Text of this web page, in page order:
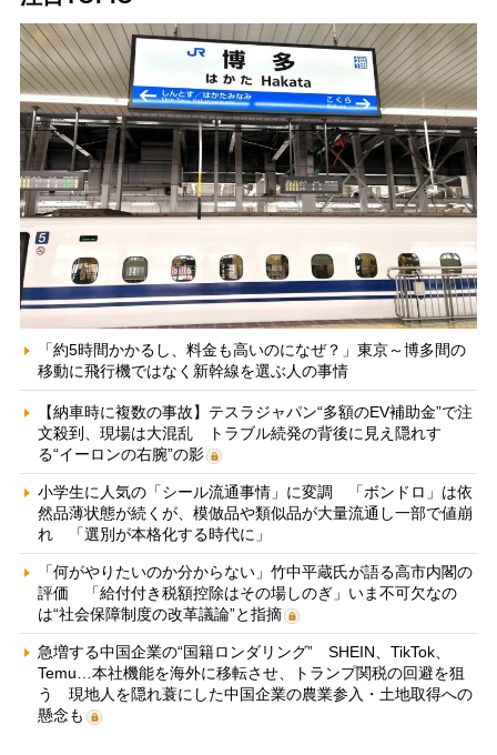
「約5時間かかるし、料金も高いのになぜ？」東京～博多間の
移動に飛行機ではなく新幹線を選ぶ人の事情
【納車時に複数の事故】テスラジャパン“多額のEV補助金”で注
文殺到、現場は大混乱 トラブル続発の背後に見え隠れす
る“イーロンの右腕”の影
小学生に人気の「シール流通事情」に変調 「ボンドロ」は依
然品薄状態が続くが、模倣品や類似品が大量流通し一部で値崩
れ 「選別が本格化する時代に」
「何がやりたいのか分からない」竹中平蔵氏が語る高市内閣の
評価 「給付付き税額控除はその場しのぎ」いま不可欠なの
は“社会保障制度の改革議論”と指摘
急増する中国企業の“国籍ロンダリング” SHEIN、TikTok、
Temu…本社機能を海外に移転させ、トランプ関税の回避を狙
う 現地人を隠れ蓑にした中国企業の農業参入・土地取得への
懸念も